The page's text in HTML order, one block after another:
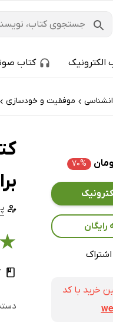
الکترونیک کتاب
› موفقیت و خودسازی ›
۷۰%
اشتراک
★